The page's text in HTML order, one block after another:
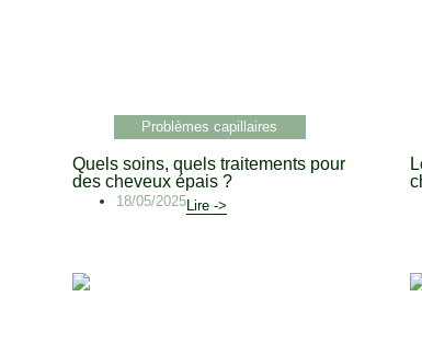
Problèmes capillaires
Quels soins, quels traitements pour
des cheveux épais ?
18/05/2025Lire ->